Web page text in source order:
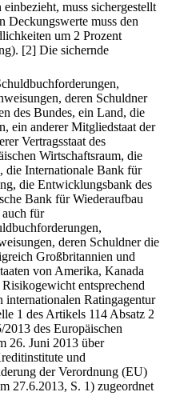
muss sichergestellt
Deckungswerte muss den
um 2 Prozent
[2] Die sichernde
deren Schuldner
des Bundes, ein Land, die
ein anderer Mitgliedstaat der
Vertragsstaat des
Wirtschaftsraum, die
die Internationale Bank für
die Entwicklungsbank des
Bank für Wiederaufbau
für
deren Schuldner die
Großbritannien und
von Amerika, Kanada
entsprechend
internationalen Ratingagentur
1 des Artikels 114 Absatz 2
des Europäischen
26. Juni 2013 über
und
der Verordnung (EU)
27.6.2013, S. 1) zugeordnet